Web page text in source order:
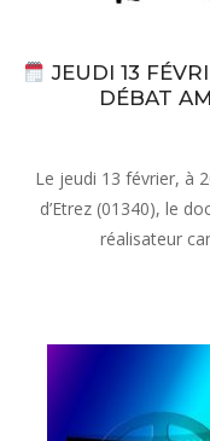
JEUDI 13
DÉBAT
Le jeudi 13 février, à
d’Etrez (01340), le
réalisateur